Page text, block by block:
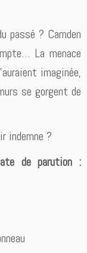
passé ? Camden
La menace
imaginée,
se gorgent de
indemne ?
de parution :